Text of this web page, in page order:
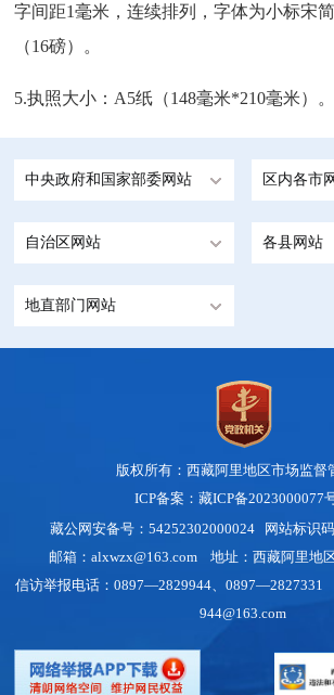
字间距1毫米，连续排列，字体为小标宋
（16磅）。
5.执照大小：A5纸（148毫米*210毫米）。
中央政府和国家部委网站 区内各市
自治区网站 各县网站
地直部门网站
版权所有：西藏阿里地区市场监督
ICP备案：藏ICP备2023000077
藏公网安备号：54252302000024 网站标识码
邮箱：alxwzx@163.com 地址：西藏阿里地
信访举报电话：0897—2829944、0897—2827331
944@163.com